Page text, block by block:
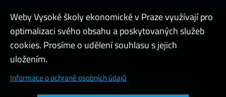
Často kladené otázky
Admin
Cookies a ochrana osobních údajů
Weby Vysoké školy ekonomické v Praze využívají pro
optimalizaci svého obsahu a poskytovaných služeb
cookies. Prosíme o udělení souhlasu s jejich
uložením.
Informace o ochraně osobních údajů